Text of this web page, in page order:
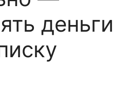
деньги